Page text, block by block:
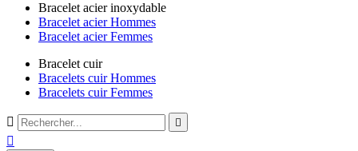
Bracelet acier inoxydable
Bracelet acier Hommes
Bracelet acier Femmes
Bracelet cuir
Bracelets cuir Hommes
Bracelets cuir Femmes
 
